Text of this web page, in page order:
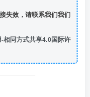
失效，请联系我们我们
相同方式共享4.0国际许